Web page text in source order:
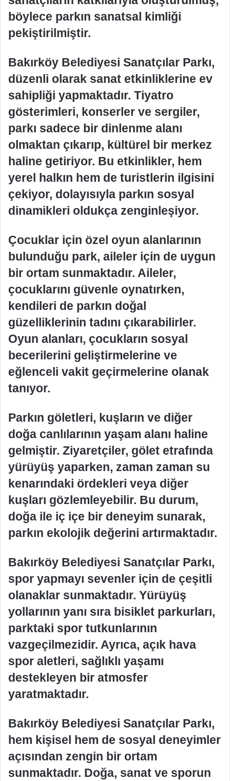
böylece parkın sanatsal kimliği
pekiştirilmiştir.
Bakırköy Belediyesi Sanatçılar Parkı,
düzenli olarak sanat etkinliklerine ev
sahipliği yapmaktadır. Tiyatro
gösterimleri, konserler ve sergiler,
parkı sadece bir dinlenme alanı
olmaktan çıkarıp, kültürel bir merkez
haline getiriyor. Bu etkinlikler, hem
yerel halkın hem de turistlerin ilgisini
çekiyor, dolayısıyla parkın sosyal
dinamikleri oldukça zenginleşiyor.
Çocuklar için özel oyun alanlarının
bulunduğu park, aileler için de uygun
bir ortam sunmaktadır. Aileler,
çocuklarını güvenle oynatırken,
kendileri de parkın doğal
güzelliklerinin tadını çıkarabilirler.
Oyun alanları, çocukların sosyal
becerilerini geliştirmelerine ve
eğlenceli vakit geçirmelerine olanak
tanıyor.
Parkın göletleri, kuşların ve diğer
doğa canlılarının yaşam alanı haline
gelmiştir. Ziyaretçiler, gölet etrafında
yürüyüş yaparken, zaman zaman su
kenarındaki ördekleri veya diğer
kuşları gözlemleyebilir. Bu durum,
doğa ile iç içe bir deneyim sunarak,
parkın ekolojik değerini artırmaktadır.
Bakırköy Belediyesi Sanatçılar Parkı,
spor yapmayı sevenler için de çeşitli
olanaklar sunmaktadır. Yürüyüş
yollarının yanı sıra bisiklet parkurları,
parktaki spor tutkunlarının
vazgeçilmezidir. Ayrıca, açık hava
spor aletleri, sağlıklı yaşamı
destekleyen bir atmosfer
yaratmaktadır.
Bakırköy Belediyesi Sanatçılar Parkı,
hem kişisel hem de sosyal deneyimler
açısından zengin bir ortam
sunmaktadır. Doğa, sanat ve sporun